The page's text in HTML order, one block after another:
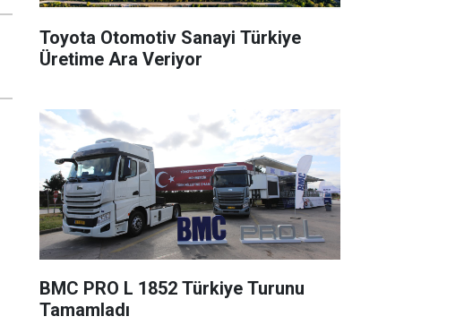
Toyota Otomotiv Sanayi Türkiye
Üretime Ara Veriyor
BMC PRO L 1852 Türkiye Turunu
Tamamladı